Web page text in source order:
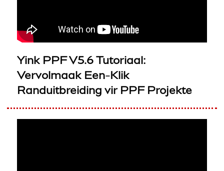
Yink PPF V5.6 Tutoriaal:
Vervolmaak Een-Klik
Randuitbreiding vir PPF Projekte